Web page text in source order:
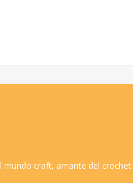
mundo craft, amante del crochet.